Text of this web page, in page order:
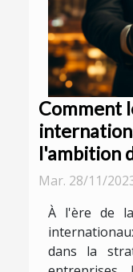
Comment
l'ambition
Mar. 28/11/
À l'ère de la
dans la